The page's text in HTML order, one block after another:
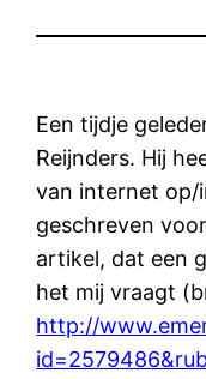
Een tijdje
Reijnders. Hij
van internet op/
geschreven
artikel, dat een
het mij vraagt
http://